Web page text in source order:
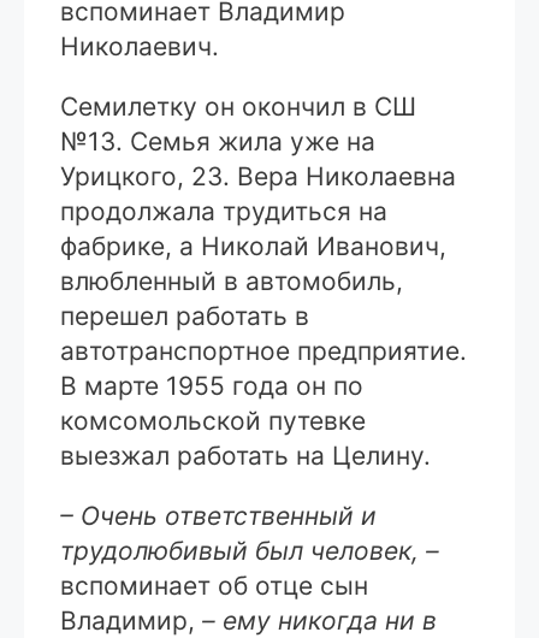
вспоминает Владимир
Николаевич.
Семилетку он окончил в СШ
№13. Семья жила уже на
Урицкого, 23. Вера Николаевна
продолжала трудиться на
фабрике, а Николай Иванович,
влюбленный в автомобиль,
перешел работать в
автотранспортное предприятие.
В марте 1955 года он по
комсомольской путевке
выезжал работать на Целину.
– Очень ответственный и
трудолюбивый был человек, –
вспоминает об отце сын
Владимир, – ему никогда ни в